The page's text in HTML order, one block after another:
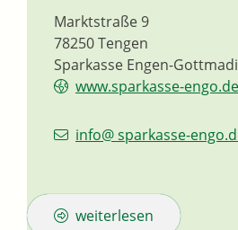
Sparkasse Engen-
Marktstraße 9
78250Tengen
www.sparkasse-engo.de
info@ sparkasse-
weiterlesen